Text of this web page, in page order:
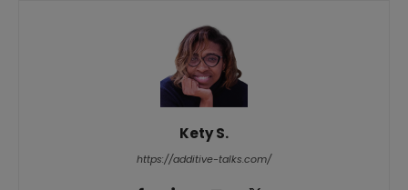
Kety S.
https://additive-talks.com/